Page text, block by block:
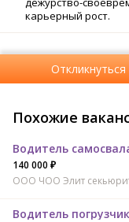
карьерный рост.
Откликнуться
Похожие
Водитель
140 000 ₽
ООО ЧОО Элит
Водитель